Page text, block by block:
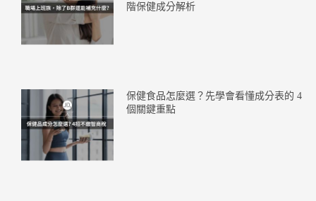
階保健成分解析
保健食品怎麼選？先學會看懂成分表的 4
個關鍵重點